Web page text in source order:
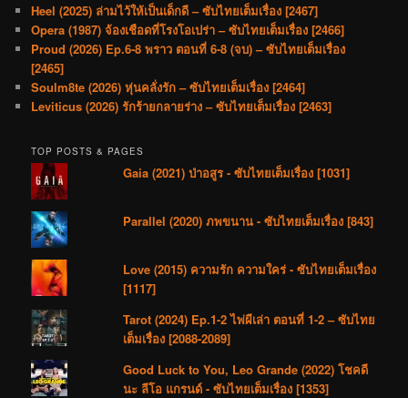
Heel (2025) ล่ามไว้ให้เป็นเด็กดี – ซับไทยเต็มเรื่อง [2467]
Opera (1987) จ้องเชือดที่โรงโอเปร่า – ซับไทยเต็มเรื่อง [2466]
Proud (2026) Ep.6-8 พราว ตอนที่ 6-8 (จบ) – ซับไทยเต็มเรื่อง
[2465]
Soulm8te (2026) หุ่นคลั่งรัก – ซับไทยเต็มเรื่อง [2464]
Leviticus (2026) รักร้ายกลายร่าง – ซับไทยเต็มเรื่อง [2463]
TOP POSTS & PAGES
Gaia (2021) ป่าอสูร - ซับไทยเต็มเรื่อง [1031]
Parallel (2020) ภพขนาน - ซับไทยเต็มเรื่อง [843]
Love (2015) ความรัก ความใคร่ - ซับไทยเต็มเรื่อง
[1117]
Tarot (2024) Ep.1-2 ไพ่ผีเล่า ตอนที่ 1-2 – ซับไทย
เต็มเรื่อง [2088-2089]
Good Luck to You, Leo Grande (2022) โชคดี
นะ ลีโอ แกรนด์ - ซับไทยเต็มเรื่อง [1353]